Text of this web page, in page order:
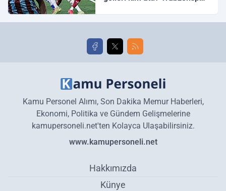
golleri!
Kamu Personel Alımı, Son Dakika Memur Haberleri,
Ekonomi, Politika ve Gündem Gelişmelerine
kamupersoneli.net'ten Kolayca Ulaşabilirsiniz.
www.kamupersoneli.net
Hakkımızda
Künye